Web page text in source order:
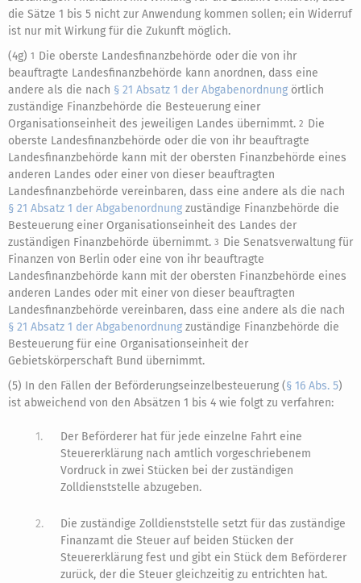
die Sätze 1 bis 5 nicht zur Anwendung kommen sollen; ein Widerruf
ist nur mit Wirkung für die Zukunft möglich.
(4g) 1
Die oberste Landesfinanzbehörde oder die von ihr
beauftragte Landesfinanzbehörde kann anordnen, dass eine
andere als die nach § 21 Absatz 1 der Abgabenordnung örtlich
zuständige Finanzbehörde die Besteuerung einer
Organisationseinheit des jeweiligen Landes übernimmt. 2 Die
oberste Landesfinanzbehörde oder die von ihr beauftragte
Landesfinanzbehörde kann mit der obersten Finanzbehörde eines
anderen Landes oder einer von dieser beauftragten
Landesfinanzbehörde vereinbaren, dass eine andere als die nach
§ 21 Absatz 1 der Abgabenordnung zuständige Finanzbehörde die
Besteuerung einer Organisationseinheit des Landes der
zuständigen Finanzbehörde übernimmt. 3 Die Senatsverwaltung für
Finanzen von Berlin oder eine von ihr beauftragte
Landesfinanzbehörde kann mit der obersten Finanzbehörde eines
anderen Landes oder mit einer von dieser beauftragten
Landesfinanzbehörde vereinbaren, dass eine andere als die nach
§ 21 Absatz 1 der Abgabenordnung zuständige Finanzbehörde die
Besteuerung für eine Organisationseinheit der
Gebietskörperschaft Bund übernimmt.
(5) In den Fällen der Beförderungseinzelbesteuerung (§ 16 Abs. 5)
ist abweichend von den Absätzen 1 bis 4 wie folgt zu verfahren:
1.
Der Beförderer hat für jede einzelne Fahrt eine
Steuererklärung nach amtlich vorgeschriebenem
Vordruck in zwei Stücken bei der zuständigen
Zolldienststelle abzugeben.
2.
Die zuständige Zolldienststelle setzt für das zuständige
Finanzamt die Steuer auf beiden Stücken der
Steuererklärung fest und gibt ein Stück dem Beförderer
zurück, der die Steuer gleichzeitig zu entrichten hat.